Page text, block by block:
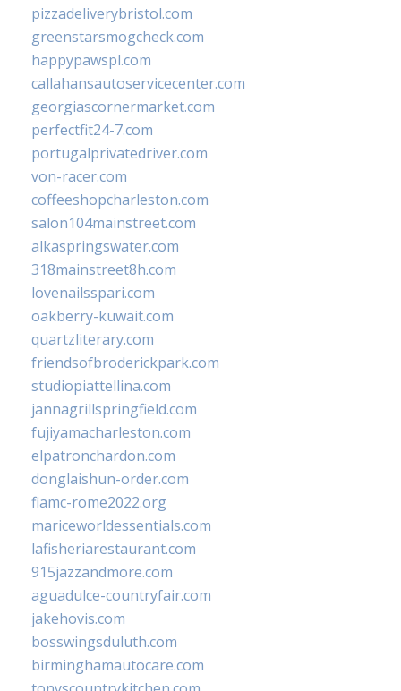
pizzadeliverybristol.com
greenstarsmogcheck.com
happypawspl.com
callahansautoservicecenter.com
georgiascornermarket.com
perfectfit24-7.com
portugalprivatedriver.com
von-racer.com
coffeeshopcharleston.com
salon104mainstreet.com
alkaspringswater.com
318mainstreet8h.com
lovenailsspari.com
oakberry-kuwait.com
quartzliterary.com
friendsofbroderickpark.com
studiopiattellina.com
jannagrillspringfield.com
fujiyamacharleston.com
elpatronchardon.com
donglaishun-order.com
fiamc-rome2022.org
mariceworldessentials.com
lafisheriarestaurant.com
915jazzandmore.com
aguadulce-countryfair.com
jakehovis.com
bosswingsduluth.com
birminghamautocare.com